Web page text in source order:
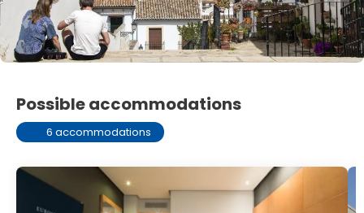
Possible accommodations
6 accommodations